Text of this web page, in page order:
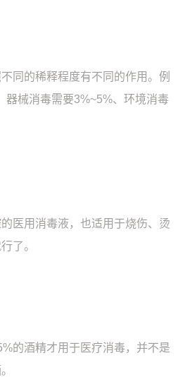
同的稀释程度有不同的作用。例
器械消毒需要3%~5%、环境消毒
医用消毒液，也适用于烧伤、烫
了。
的酒精才用于医疗消毒，并不是